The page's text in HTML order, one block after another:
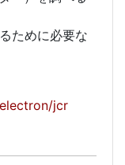
ために必要な
jcr